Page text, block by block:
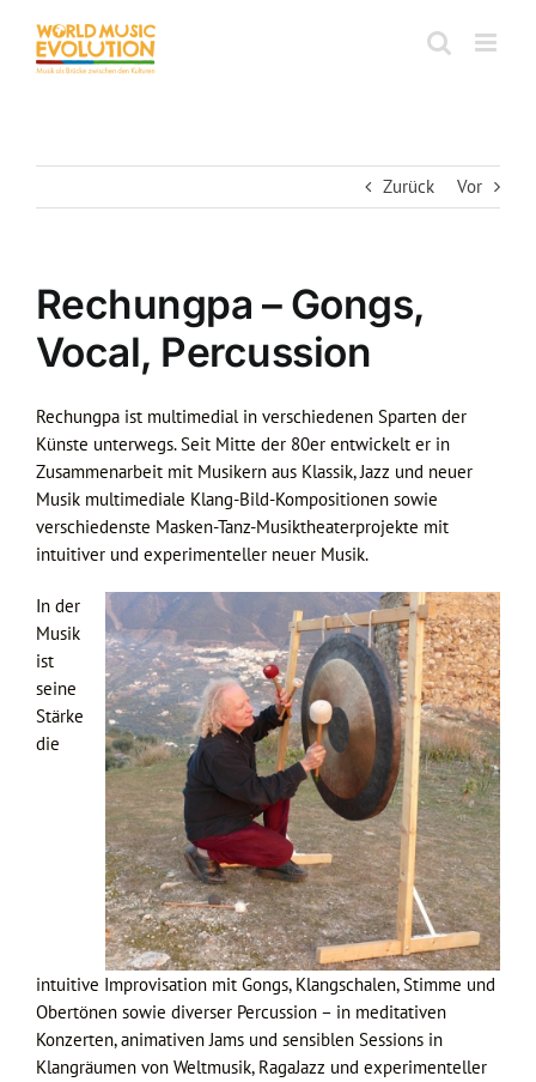
Inhalt
springen
Zurück Vor
Rechungpa – Gongs,
Vocal, Percussion
Rechungpa ist multimedial in verschiedenen Sparten der
Künste unterwegs. Seit Mitte der 80er entwickelt er in
Zusammenarbeit mit Musikern aus Klassik, Jazz und neuer
Musik multimediale Klang-Bild-Kompositionen sowie
verschiedenste Masken-Tanz-Musiktheaterprojekte mit
intuitiver und experimenteller neuer Musik.
In der
Musik
ist
seine
Stärke
die
intuitive Improvisation mit Gongs, Klangschalen, Stimme und
Obertönen sowie diverser Percussion – in meditativen
Konzerten, animativen Jams und sensiblen Sessions in
Klangräumen von Weltmusik, RagaJazz und experimenteller